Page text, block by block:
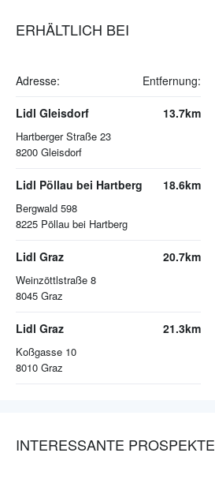
ERHÄLTLICH BEI
Adresse: Entfernung:
Lidl Gleisdorf
Hartberger Straße 23
8200 Gleisdorf
13.7km
Lidl Pöllau bei Hartberg
Bergwald 598
8225 Pöllau bei Hartberg
18.6km
Lidl Graz
Weinzöttlstraße 8
8045 Graz
20.7km
Lidl Graz
Koßgasse 10
8010 Graz
21.3km
INTERESSANTE PROSPEKTE